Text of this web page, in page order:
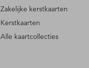
Zakelijke kerstkaarten
Kerstkaarten
Alle kaartcollecties